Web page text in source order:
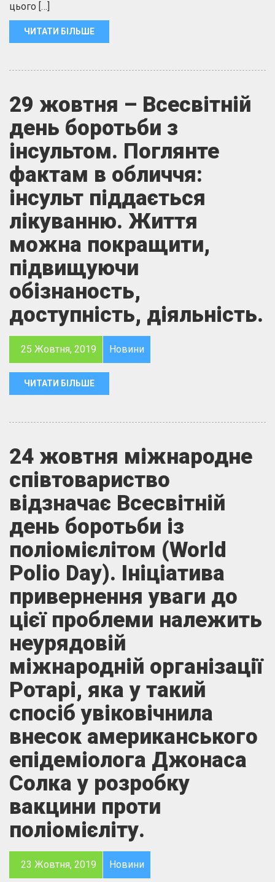
цього […]
ЧИТАТИ БІЛЬШЕ
29 жовтня – Всесвітній
день боротьби з
інсультом. Поглянте
фактам в обличчя:
інсульт піддається
лікуванню. Життя
можна покращити,
підвищуючи
обізнаность,
доступність, діяльність.
25 Жовтня, 2019 Новини
ЧИТАТИ БІЛЬШЕ
24 жовтня міжнародне
співтовариство
відзначає Всесвітній
день боротьби із
поліомієлітом (World
Polio Day). Ініціатива
привернення уваги до
цієї проблеми належить
неурядовій
міжнародній організації
Ротарі, яка у такий
спосіб увіковічнила
внесок американського
епідеміолога Джонаса
Солка у розробку
вакцини проти
поліомієліту.
23 Жовтня, 2019 Новини